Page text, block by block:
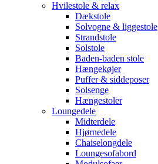
Hvilestole & relax
Dækstole
Solvogne & liggestole
Strandstole
Solstole
Baden-baden stole
Hængekøjer
Puffer & siddeposer
Solsenge
Hængestoler
Loungedele
Midterdele
Hjørnedele
Chaiselongdele
Loungesofabord